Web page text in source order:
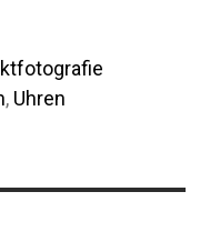
, Uhren